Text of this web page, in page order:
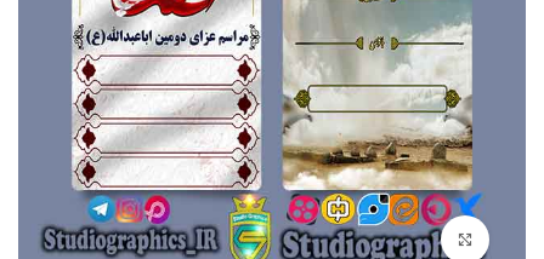
برای بزرگنمایی کلیک کنید